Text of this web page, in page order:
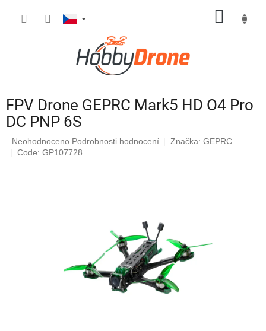
FPV Drone GEPRC Mark5 HD O4 Pro
DC PNP 6S
Průměrné
hodnocení
Neohodnoceno Podrobnosti hodnocení Značka: GEPRC
Code: GP107728